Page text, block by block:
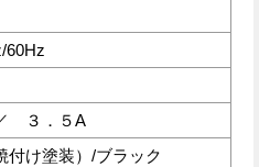
３．５A
付け塗装）/ブラック